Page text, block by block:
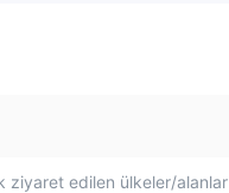
ziyaret edilen ülkeler/alanlar